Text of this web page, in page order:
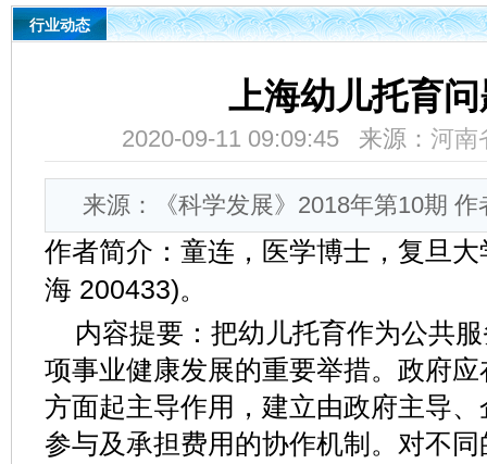
2019年3月 “互动式”幼儿园音乐游戏教学... 03-05
2018年3月 幼儿园“体验式”教研培训圆满举行！ 03-30
2018年3月 河南省幼儿园安全管理及教学体... 03-25
2018年4月 “幼师专业素养提升研讨会”首... 04-28
2018年5月小绳子，大教育-萌动幼儿花样跳绳... 05-29
行业动态
上海幼儿托育
2020-09-11 09:09:45 来源： 河南
来源：《科学发展》2018年第10期 作
作者简介：童连，医学博士，复旦
海 200433)。
内容提要：把幼儿托育作为公共
项事业健康发展的重要举措。政府
方面起主导作用，建立由政府主导
参与及承担费用的协作机制。对不